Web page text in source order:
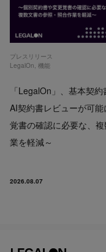
プレスリリース
LegalOn,機能
「LegalOn」、基本契
AI契約書レビューが可
覚書の確認に必要な、
業を軽減～
2026.08.07